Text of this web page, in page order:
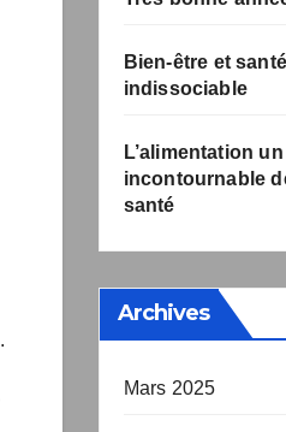
Bien-être et santé
indissociable
L’alimentation un
incontournable
capital santé
Archives
Mars 2025